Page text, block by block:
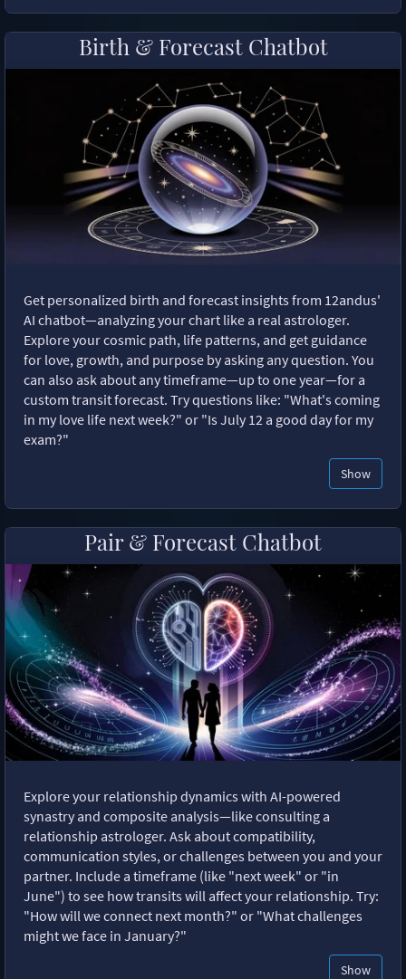
Birth & Forecast Chatbot
Get personalized birth and forecast insights from 12andus'
AI chatbot—analyzing your chart like a real astrologer.
Explore your cosmic path, life patterns, and get guidance
for love, growth, and purpose by asking any question. You
can also ask about any timeframe—up to one year—for a
custom transit forecast. Try questions like: "What's coming
in my love life next week?" or "Is July 12 a good day for my
exam?"
Show
Pair & Forecast Chatbot
Explore your relationship dynamics with AI-powered
synastry and composite analysis—like consulting a
relationship astrologer. Ask about compatibility,
communication styles, or challenges between you and your
partner. Include a timeframe (like "next week" or "in
June") to see how transits will affect your relationship. Try:
"How will we connect next month?" or "What challenges
might we face in January?"
Show